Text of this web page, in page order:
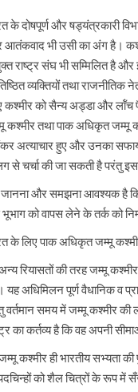
के दोषपूर्ण और षड्यंत्रकारी
भी उसी का अंग है।
राष्ट्र संघ भी सम्मिलित है और
व्यक्तियों तथा
कश्मीर को सैन्य अड्डा और लॉंच
कश्मीर तथा पाक अधिकृत जम्मू
अत्याचार हुए और उनका सफाया
से चर्चा की जा सकती है परंतु
और समझना आवश्यक है कि
को वापस लेने के तर्क को
के लिए पाक अधिकृत जम्मू
रियासतों की तरह जम्मू
यह अधिमिलन पूर्ण वैधानिक व
वर्तमान समय में जम्मू कश्मीर
का कर्तव्य है कि वह अपनी
कश्मीर ही भारतीय सभ्यता
को शैल चित्रों के रूप में